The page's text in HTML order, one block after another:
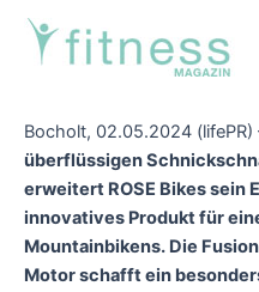
Zum
Inhalt
springen
Bocholt, 02.05.2024 (lifePR)
überflüssigen
erweitert ROSE Bikes sein
innovatives Produkt für
Mountainbikens. Die
Motor schafft ein
Post
navigation